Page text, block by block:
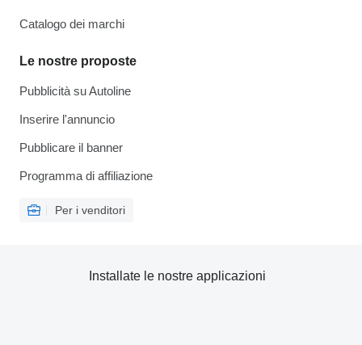
Catalogo dei marchi
Le nostre proposte
Pubblicità su Autoline
Inserire l'annuncio
Pubblicare il banner
Programma di affiliazione
Per i venditori
Installate le nostre applicazioni